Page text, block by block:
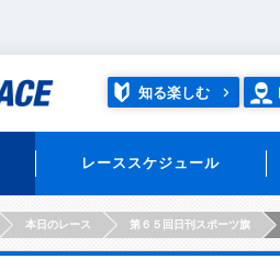
知る楽しむ
レーススケジュール
本日のレース 第６５回日刊スポーツ旗